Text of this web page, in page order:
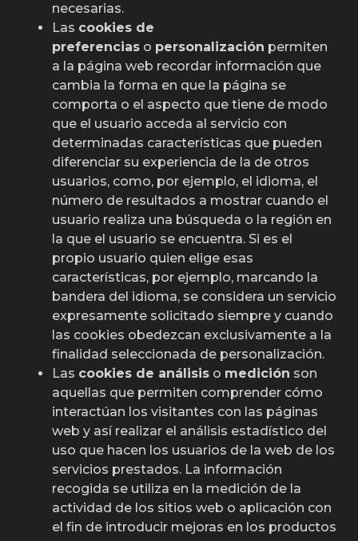
necesarias.
Las cookies de
preferencias o personalización permiten
a la página web recordar información que
cambia la forma en que la página se
comporta o el aspecto que tiene de modo
que el usuario acceda al servicio con
determinadas características que pueden
diferenciar su experiencia de la de otros
usuarios, como, por ejemplo, el idioma, el
número de resultados a mostrar cuando el
usuario realiza una búsqueda o la región en
la que el usuario se encuentra. Si es el
propio usuario quien elige esas
características, por ejemplo, marcando la
bandera del idioma, se considera un servicio
expresamente solicitado siempre y cuando
las cookies obedezcan exclusivamente a la
finalidad seleccionada de personalización.
Las cookies de análisis o medición son
aquellas que permiten comprender cómo
interactúan los visitantes con las páginas
web y así realizar el análisis estadístico del
uso que hacen los usuarios de la web de los
servicios prestados. La información
recogida se utiliza en la medición de la
actividad de los sitios web o aplicación con
el fin de introducir mejoras en los productos